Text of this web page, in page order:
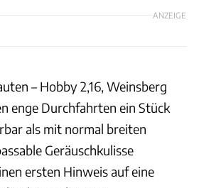
ANZEIGE
– Hobby 2,16, Weinsberg
enge Durchfahrten ein Stück
als mit normal breiten
Geräuschkulisse
ersten Hinweis auf eine